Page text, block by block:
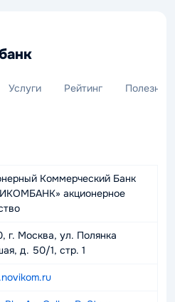
Услуги Рейтинг
Коммерческий Банк
акционерное
г. Москва, ул. Полянка
д. 50/1, стр. 1
Кредиты Новикомбанк
карту в
или отделение банка. В
«Настройки карты» →